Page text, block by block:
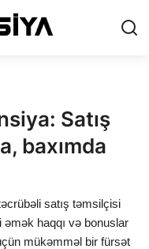
Satış
baxımda
satış təmsilçisi
əmək haqqı və bonuslar
mükəmməl bir fürsət